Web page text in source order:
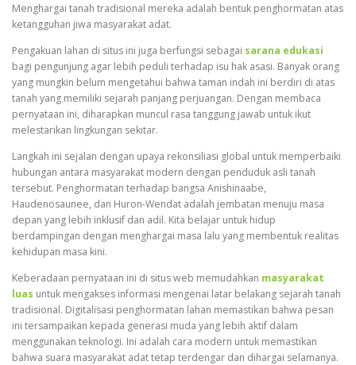
Menghargai tanah tradisional mereka adalah bentuk penghormatan atas
ketangguhan jiwa masyarakat adat.
Pengakuan lahan di situs ini juga berfungsi sebagai sarana edukasi
bagi pengunjung agar lebih peduli terhadap isu hak asasi. Banyak orang
yang mungkin belum mengetahui bahwa taman indah ini berdiri di atas
tanah yang memiliki sejarah panjang perjuangan. Dengan membaca
pernyataan ini, diharapkan muncul rasa tanggung jawab untuk ikut
melestarikan lingkungan sekitar.
Langkah ini sejalan dengan upaya rekonsiliasi global untuk memperbaiki
hubungan antara masyarakat modern dengan penduduk asli tanah
tersebut. Penghormatan terhadap bangsa Anishinaabe,
Haudenosaunee, dan Huron-Wendat adalah jembatan menuju masa
depan yang lebih inklusif dan adil. Kita belajar untuk hidup
berdampingan dengan menghargai masa lalu yang membentuk realitas
kehidupan masa kini.
Keberadaan pernyataan ini di situs web memudahkan masyarakat
luas untuk mengakses informasi mengenai latar belakang sejarah tanah
tradisional. Digitalisasi penghormatan lahan memastikan bahwa pesan
ini tersampaikan kepada generasi muda yang lebih aktif dalam
menggunakan teknologi. Ini adalah cara modern untuk memastikan
bahwa suara masyarakat adat tetap terdengar dan dihargai selamanya.